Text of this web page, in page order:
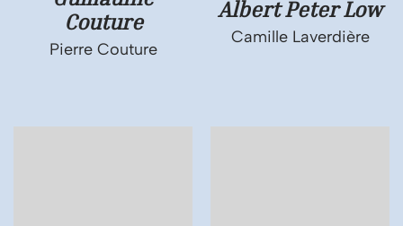
Couture
Pierre Couture
Albert Peter Low
Camille Laverdière